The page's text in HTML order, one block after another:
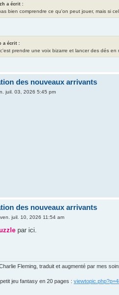
a écrit :
bien comprendre ce qu'on peut jouer, mais si
a écrit :
prendre une voix bizarre et lancer des dés en
des nouveaux arrivants
juil. 03, 2026 5:45 pm
des nouveaux arrivants
ven. juil. 10, 2026 11:54 am
par ici.
Fleming, traduit et augmenté par mes
jeu fantasy en 20 pages :